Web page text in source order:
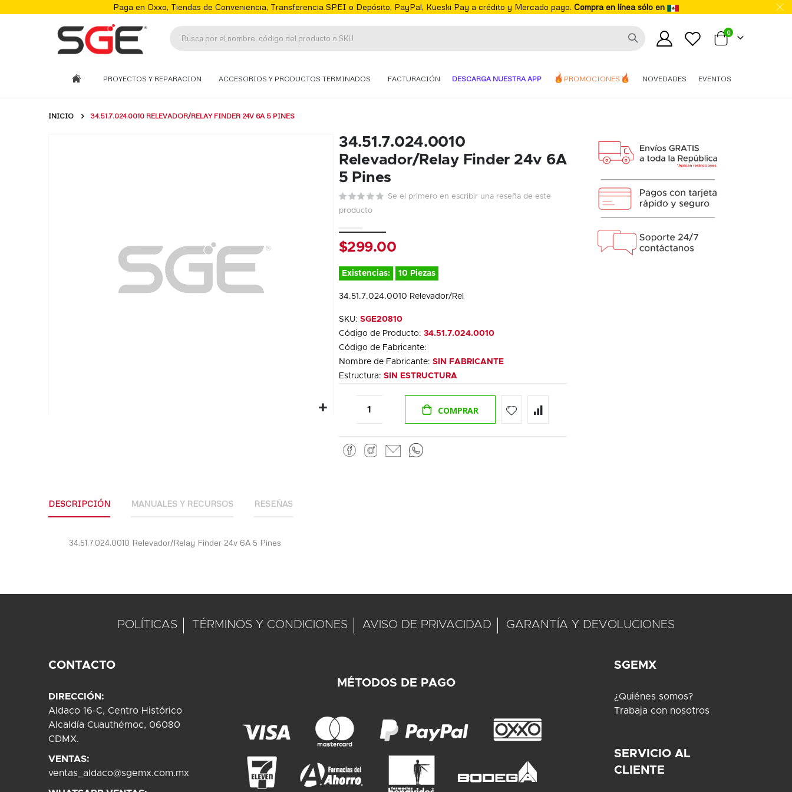
Paga en Oxxo, Tiendas de Conveniencia, Transferencia SPEI o Depósito, PayPal, Kueski Pay a crédito y Mercado pago. Compra en línea sólo en
Mi carrito
0elementos
PROYECTOS Y REPARACION ACCESORIOS Y PRODUCTOS TERMINADOS FACTURACIÓN DESCARGA NUESTRA APP PROMOCIONES NOVEDADES EVENTOS
INICIO 34.51.7.024.0010 RELEVADOR/RELAY FINDER 24V 6A 5 PINES
images
gallery
34.51.7.024.0010
Relevador/Relay Finder 24v 6A
5 Pines
Se el primero en escribir una reseña de este
producto
$299.00
Existencias: 10 Piezas
34.51.7.024.0010 Relevador/Rel
SKU: SGE20810
Código de Producto: 34.51.7.024.0010
Código de Fabricante:
Nombre de Fabricante: SIN FABRICANTE
Estructura: SIN ESTRUCTURA
COMPRAR
DESCRIPCIÓN MANUALES Y RECURSOS RESEÑAS
34.51.7.024.0010 Relevador/Relay Finder 24v 6A 5 Pines
POLÍTICAS TÉRMINOS Y CONDICIONES AVISO DE PRIVACIDAD GARANTÍA Y DEVOLUCIONES
CONTACTO
DIRECCIÓN:
Aldaco 16-C, Centro Histórico
Alcaldía Cuauthémoc, 06080
CDMX.
VENTAS:
ventas_aldaco@sgemx.com.mx
MÉTODOS DE PAGO
SGEMX
¿Quiénes somos?
Trabaja con nosotros
SERVICIO AL
CLIENTE